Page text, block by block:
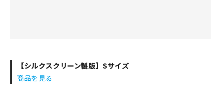
【シルクスクリーン製版】Sサイズ
商品を見る